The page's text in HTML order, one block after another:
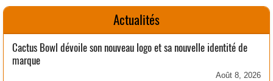
Actualités
Cactus Bowl dévoile son nouveau logo et sa nouvelle identité de
marque
Août 8, 2026